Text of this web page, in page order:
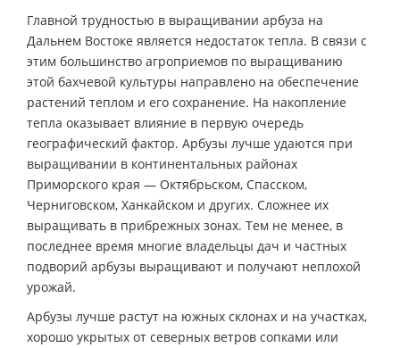
Главной трудностью в выращивании арбуза на
Дальнем Востоке является недостаток тепла. В связи с
этим большинство агроприемов по выращиванию
этой бахчевой культуры направлено на обеспечение
растений теплом и его сохранение. На накопление
тепла оказывает влияние в первую очередь
географический фактор. Арбузы лучше удаются при
выращивании в континентальных районах
Приморского края — Октябрьском, Спасском,
Черниговском, Ханкайском и других. Сложнее их
выращивать в прибрежных зонах. Тем не менее, в
последнее время многие владельцы дач и частных
подворий арбузы выращивают и получают неплохой
урожай.
Арбузы лучше растут на южных склонах и на участках,
хорошо укрытых от северных ветров сопками или